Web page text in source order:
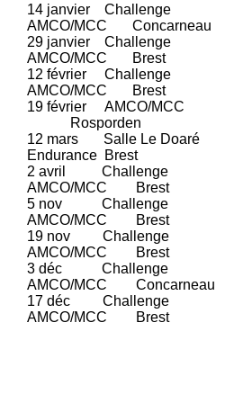
14 janvier Challenge
AMCO/MCC Concarneau
29 janvier Challenge
AMCO/MCC Brest
12 février Challenge
AMCO/MCC Brest
19 février AMCO/MCC
Rosporden
12 mars Salle Le Doaré
Endurance Brest
2 avril Challenge
AMCO/MCC Brest
5 nov Challenge
AMCO/MCC Brest
19 nov Challenge
AMCO/MCC Brest
3 déc Challenge
AMCO/MCC Concarneau
17 déc Challenge
AMCO/MCC Brest